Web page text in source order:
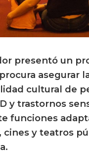
presentó un
asegurar
cultural de
y trastornos
funciones
cines y teatros